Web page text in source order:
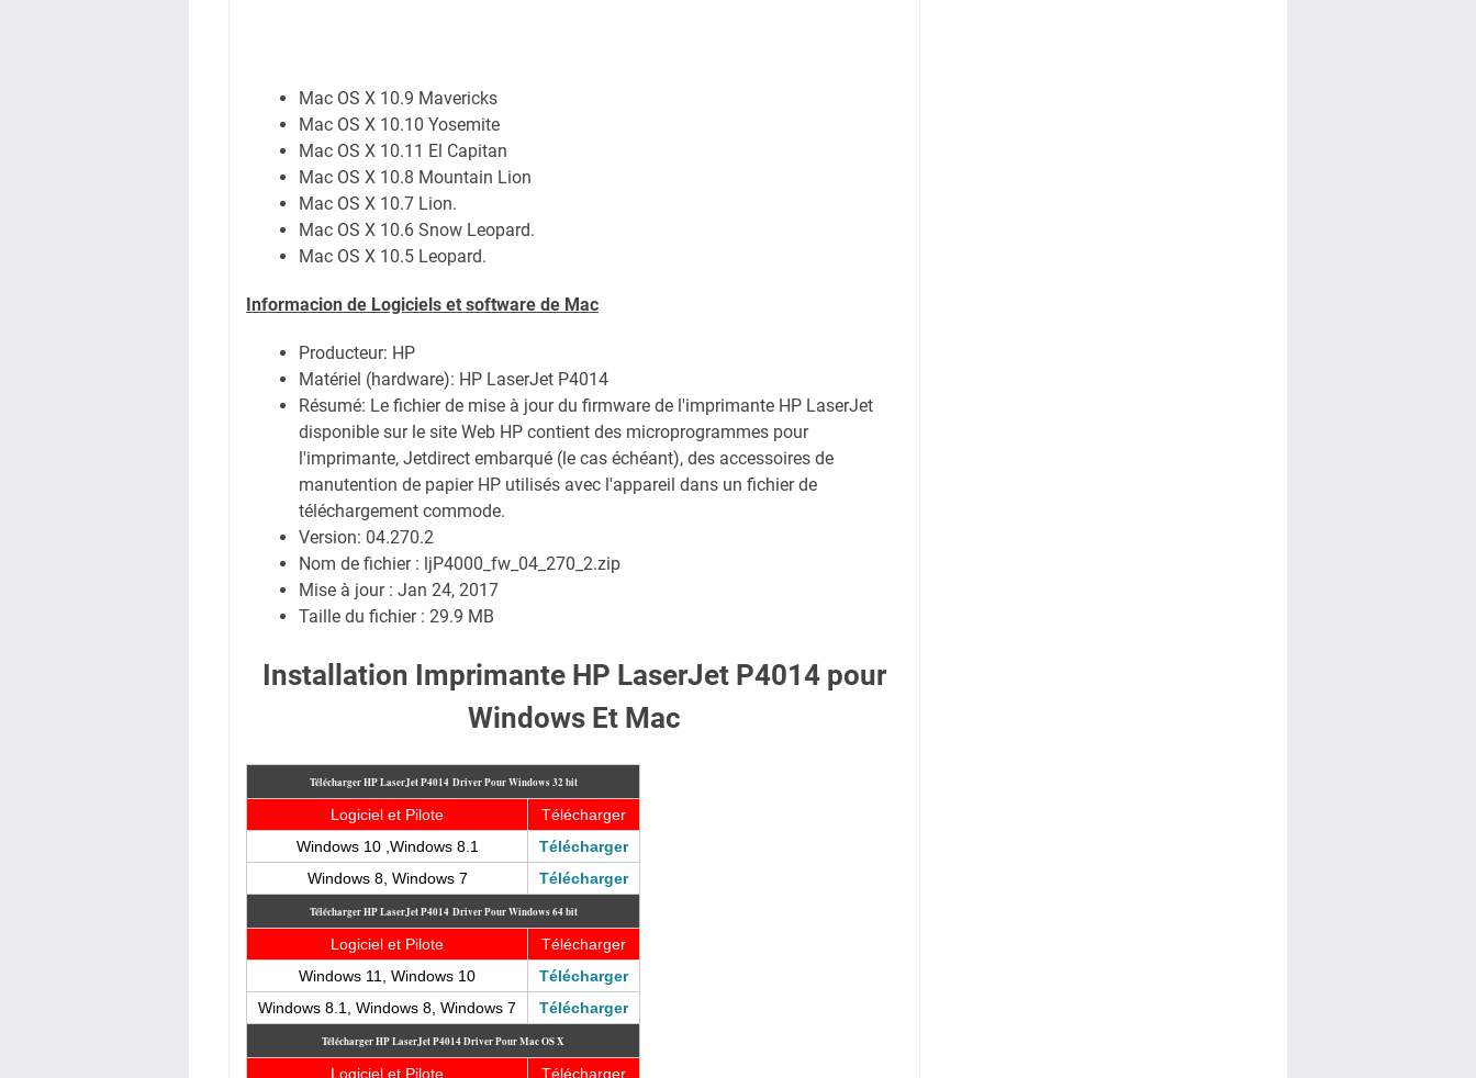
Mac OS X 10.9 Mavericks
Mac OS X 10.10 Yosemite
Mac OS X 10.11 El Capitan
Mac OS X 10.8 Mountain Lion
Mac OS X 10.7 Lion.
Mac OS X 10.6 Snow Leopard.
Mac OS X 10.5 Leopard.
Informacion de Logiciels et software de Mac
Producteur: HP
Matériel (hardware): HP LaserJet P4014
Résumé: Le fichier de mise à jour du firmware de l'imprimante HP LaserJet
disponible sur le site Web HP contient des microprogrammes pour
l'imprimante, Jetdirect embarqué (le cas échéant), des accessoires de
manutention de papier HP utilisés avec l'appareil dans un fichier de
téléchargement commode.
Version: 04.270.2
Nom de fichier : ljP4000_fw_04_270_2.zip
Mise à jour : Jan 24, 2017
Taille du fichier : 29.9 MB
Installation Imprimante HP LaserJet P4014 pour
Windows Et Mac
Télécharger HP LaserJet P4014 Driver Pour Windows 32 bit
Logiciel et Pilote
Télécharger
Windows 10 ,Windows 8.1
Télécharger
Windows 8, Windows 7
Télécharger
Télécharger HP LaserJet P4014 Driver Pour Windows 64 bit
Logiciel et Pilote
Télécharger
Windows 11, Windows 10
Télécharger
Windows 8.1, Windows 8, Windows 7
Télécharger
Télécharger HP LaserJet P4014Driver Pour Mac OS X
Logiciel et Pilote Télécharger